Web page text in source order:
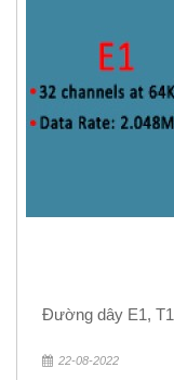
Đường dây E1,
22-08-2022